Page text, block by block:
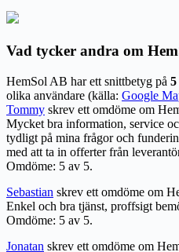
Vad tycker andra om
HemSol AB har ett snittbetyg på 5
olika användare (källa: Google
Tommy skrev ett omdöme om
Mycket bra information, service
tydligt på mina frågor och
med att ta in offerter från
Omdöme: 5 av 5.
Sebastian skrev ett omdöme om
Enkel och bra tjänst, proffsigt
Omdöme: 5 av 5.
Jonatan skrev ett omdöme om